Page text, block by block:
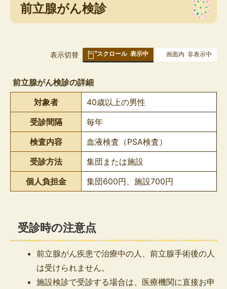
前立腺がん検診
表
み
の
表示切替 スクロール 表示中 画面内 非表示中
前立腺がん検診の詳細
対象者
40歳以上の男性
受診間隔
毎年
検査内容
血液検査（PSA検査）
受診方法
集団または施設
個人負担金
集団600円、施設700円
受診時の注意点
前立腺がん疾患で治療中の人、前立腺手術後の人
は受けられません。
施設検診で受診する場合は、医療機関に直接お申